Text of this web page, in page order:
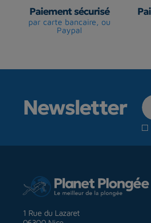
Paiement sécurisé
par carte bancaire, ou
Paypal
Newsletter
1 Rue du Lazaret